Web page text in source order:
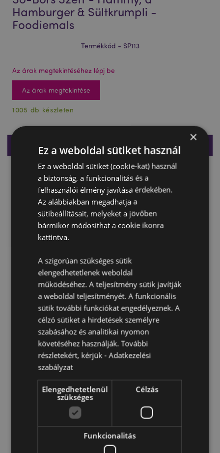
Hamburger & Sültkrumpli -
Foodiemals
Termékkód - SP113
Az árak megtekintéséhez lépj be
Az árak megtekintése
1005 db készleten
Termékleírás
Termékleírás
Só-Bors Szett - Hammy, a Hamburger & Sültkrumpli -
Foodiemals
Anyaga:Dolomiti Kerámia
Élelmiszerekkel közvetlenül érintkeztethető anyag:
Mikrohullámú sütőben való használatra alkalmas:
Nem
Mosogatógépben mosható:Nem
A Szett tartalma: 1 Sószóró és 1 Borsszóró
Töltés: Mindkét szóró az aljukon található
gumidugóval lezárt nyíláson keresztül tölthető.
Termékjellemzők
Magasság 5-7cm Szélesség 6cm Vastagság 3.5-
5055071506321
48
0.160000
×
Ez a weboldal sütiket használ
Ez a weboldal sütiket (cookie-kat) használ
a biztonság, a funkcionalitás és a
felhasználói élmény javítása érdekében.
Az alábbiakban megadhatja a
sütibeállításait, melyeket a jövőben
bármikor módosíthat a cookie ikonra
kattintva.
A szigorúan szükséges sütik
elengedhetetlenek weboldal
működéséhez. A teljesítmény sütik javítják
a weboldal teljesítményét. A funkcionális
sütik további funkciókat engedélyeznek. A
célzó sütiket a hirdetések személyre
szabásához és analitikai nyomon
követéséhez használják. További
részletekért, kérjük -Adatkezelési
szabályzat
Elengedhetetlenül
szükséges
Célzás
Funkcionalitás